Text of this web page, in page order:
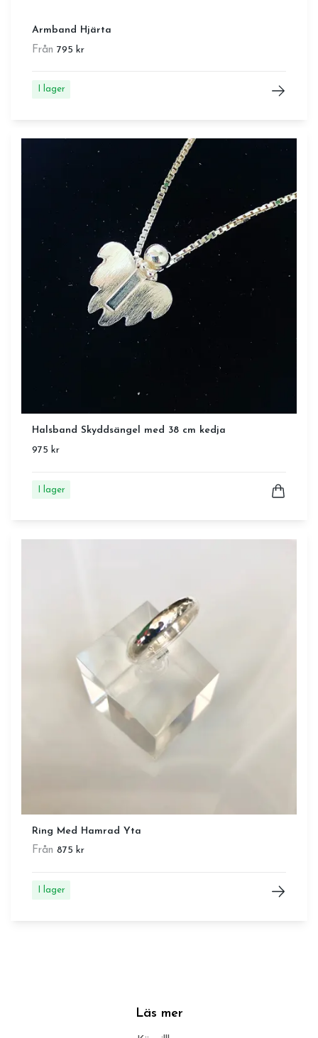
Armband Hjärta
Från 795 kr
I lager
Halsband Skyddsängel med 38 cm kedja
975 kr
I lager
Ring Med Hamrad Yta
Från 875 kr
I lager
Läs mer